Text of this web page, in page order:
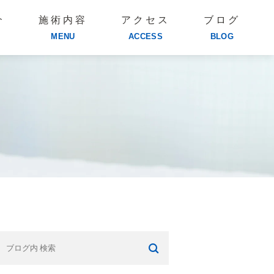
施術内容
MENU
アクセス
ACCESS
ブログ
BLOG